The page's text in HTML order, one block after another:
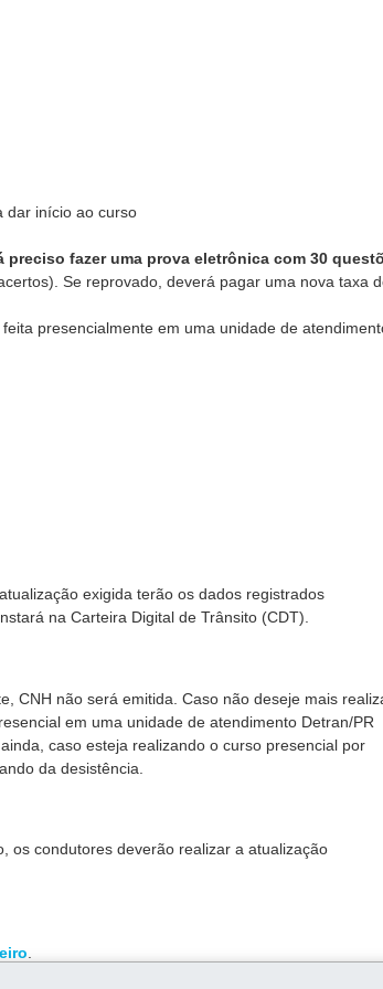
dar início ao curso
preciso fazer uma prova eletrônica com 30
Se reprovado, deverá pagar uma nova taxa
presencialmente em uma unidade de
exigida terão os dados registrados
na Carteira Digital de Trânsito (CDT).
CNH não será emitida. Caso não deseje mais
em uma unidade de atendimento Detran/PR
caso esteja realizando o curso presencial por
da desistência.
os condutores deverão realizar a atualização